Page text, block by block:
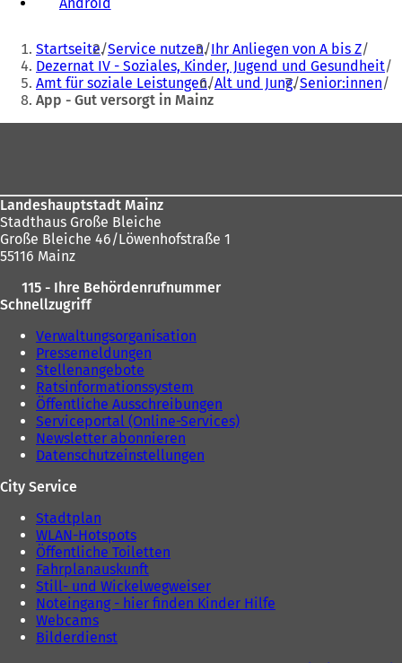
f
n
e
t
i
n
e
m
n
e
a
b
)
Sie
befinden
sich
Startseite Service nutzen Ihr Anliegen von A bis Z
Dezernat IV - Soziales, Kinder, Jugend und Gesundheit
Amt für soziale Leistungen Alt und Jung Senior:innen
App - Gut versorgt in Mainz
Landeshauptstadt Mainz
Stadthaus Große Bleiche
Große Bleiche 46/Löwenhofstraße 1
55116 Mainz
115 - Ihre Behördenrufnummer
Schnellzugriff
Verwaltungsorganisation
Pressemeldungen
Stellenangebote
Ratsinformationssystem
Öffentliche Ausschreibungen
Serviceportal (Online-Services)
Newsletter abonnieren
Datenschutzeinstellungen
City Service
Stadtplan
WLAN-Hotspots
Öffentliche Toiletten
Fahrplanauskunft
Still- und Wickelwegweiser
Noteingang - hier finden Kinder Hilfe
Webcams
Bilderdienst